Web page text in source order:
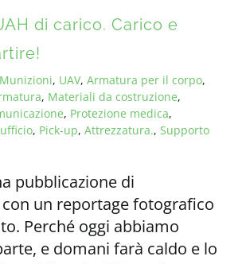
di carico. Carico e
Munizioni, UAV, Armatura per il corpo,
, Materiali da costruzione,
, Protezione medica,
, Pick-up, Attrezzatura., Supporto
pubblicazione di
un reportage fotografico
Perché oggi abbiamo
e domani farà caldo e lo